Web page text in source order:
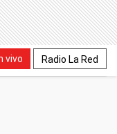
vivo Radio La Red